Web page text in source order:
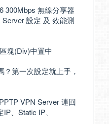
300Mbps 無線分享器
設定 及 效能測
塊(Div)中置中
？第一次設定就上手，
VPN Server 連回
、Static IP、